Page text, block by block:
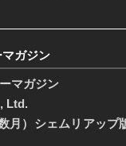
ガジン
マガジン
Ltd.
月）シェムリアップ